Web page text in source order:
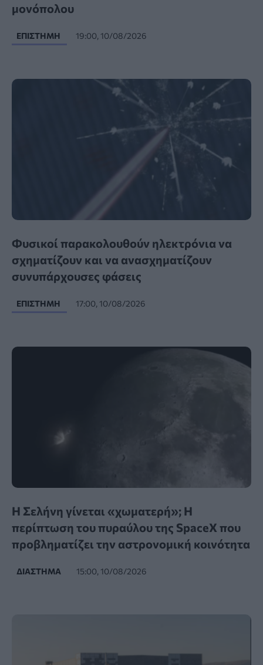
μονόπολου
ΕΠΙΣΤΉΜΗ 19:00, 10/08/2026
Φυσικοί παρακολουθούν ηλεκτρόνια να
σχηματίζουν και να ανασχηματίζουν
συνυπάρχουσες φάσεις
ΕΠΙΣΤΉΜΗ 17:00, 10/08/2026
Η Σελήνη γίνεται «χωματερή»; Η
περίπτωση του πυραύλου της SpaceX που
προβληματίζει την αστρονομική κοινότητα
ΔΙΆΣΤΗΜΑ 15:00, 10/08/2026